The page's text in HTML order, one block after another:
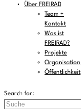
Über FREIRAD
Team +
Kontakt
Was ist
FREIRAD?
Projekte
Organisation
Öffentlichkeit
Search for: